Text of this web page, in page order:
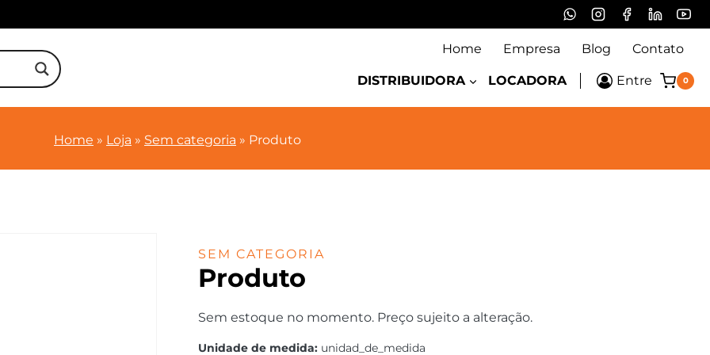
Home Empresa Blog Contato
DISTRIBUIDORA LOCADORA Entre 0
Home » Loja » Sem categoria » Produto
SEM CATEGORIA
Produto
Sem estoque no momento. Preço sujeito a alteração.
Unidade de medida:unidad_de_medida